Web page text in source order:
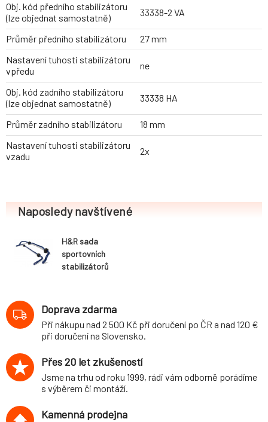
Obj. kód předního stabilizátoru
(lze objednat samostatně)
33338-2 VA
Průměr předního stabilizátoru
27 mm
Nastavení tuhosti stabilizátoru
vpředu
ne
Obj. kód zadního stabilizátoru
(lze objednat samostatně)
33338 HA
Průměr zadního stabilizátoru
18 mm
Nastavení tuhosti stabilizátoru
vzadu
2x
Naposledy navštívené
H&R sada
sportovních
stabilizátorů
One (R55), 2WD,
r.v. 10/07-,
průměr 27 mm/18
mm
Doprava zdarma
Při nákupu nad 2 500 Kč při doručení po ČR a nad 120 €
při doručení na Slovensko.
Přes 20 let zkušeností
Jsme na trhu od roku 1999, rádi vám odborně porádíme
s výběrem či montáží.
Kamenná prodejna